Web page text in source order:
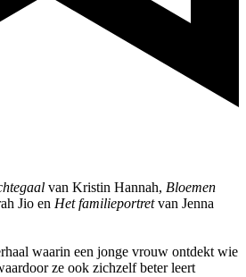
van Kristin Hannah, Bloemen
Jio en Het familieportretvan Jenna
waarin een jonge vrouw ontdekt wie
ze ook zichzelf beter leert